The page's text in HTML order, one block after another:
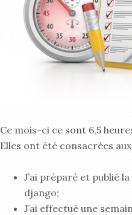
Ce mois-ci ce sont 6,5
Elles ont été consacrées
J’ai préparé et publié la
django;
J’ai effectué une